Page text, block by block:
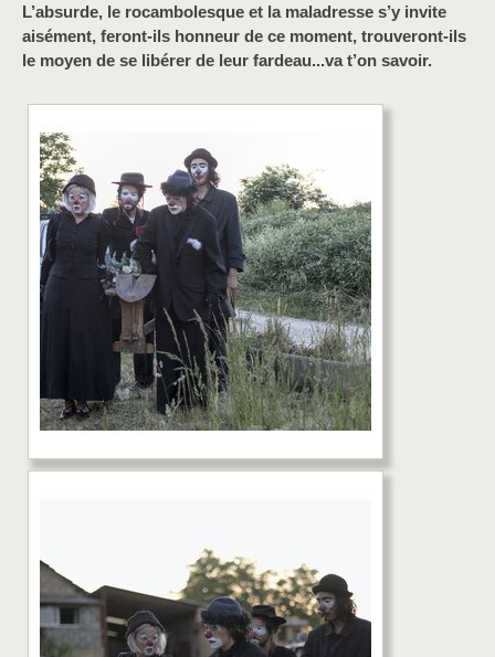
L’absurde, le rocambolesque et la maladresse s’y invite
aisément, feront-ils honneur de ce moment, trouveront-ils
le moyen de se libérer de leur fardeau...va t’on savoir.